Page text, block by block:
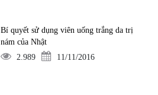
Bí quyết sử dụng viên uống trắng da trị
nám của Nhật
2.989
11/11/2016